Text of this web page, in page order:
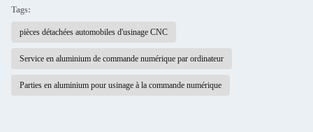
Tags:
pièces détachées automobiles d'usinage CNC
Service en aluminium de commande numérique par ordinateur
Parties en aluminium pour usinage à la commande numérique